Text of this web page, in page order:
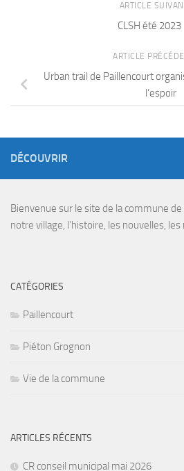
ARTICLE
CLSH été 2023
ARTICLE
Urban trail de Paillencourt
l’espoir
DÉCOUVRIR
Bienvenue sur le site de la commune
notre village, l’histoire, les nouvelles,
CATÉGORIES
Paillencourt
Piéton Grognon
Vie de la commune
ARTICLES RÉCENTS
CR conseil municipal mai 2026